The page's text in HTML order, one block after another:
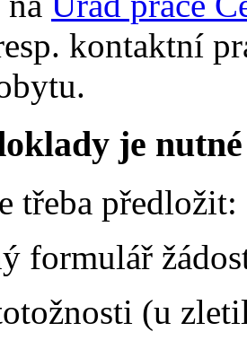
kontaktní
je
třeba předložit:
formulář
(u